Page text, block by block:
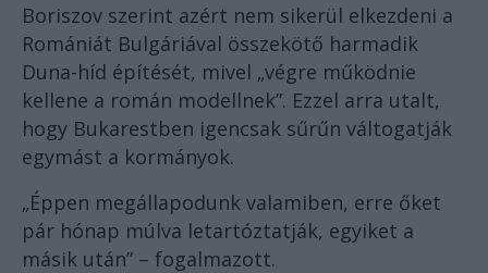
Boriszov szerint azért nem sikerül elkezdeni a
Romániát Bulgáriával összekötő harmadik
Duna-híd építését, mivel „végre működnie
kellene a román modellnek”. Ezzel arra utalt,
hogy Bukarestben igencsak sűrűn váltogatják
egymást a kormányok.
„Éppen megállapodunk valamiben, erre őket
pár hónap múlva letartóztatják, egyiket a
másik után” – fogalmazott.